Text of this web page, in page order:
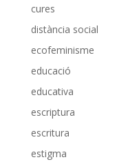
cures
distància social
ecofeminisme
educació
educativa
escriptura
escritura
estigma